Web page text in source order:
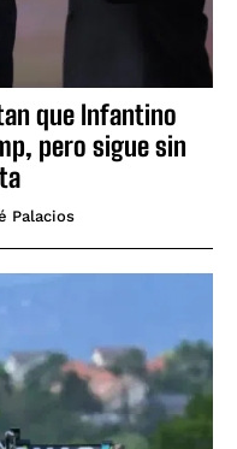
que Infantino
pero sigue sin
Palacios